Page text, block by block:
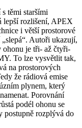
těmi staršími
rozlišení, APEX
i větší prostorové
Autoři ukazují,
ohonu je tři- až čtyři-
To lze vysvětlit tak,
na prostorových
že rádiová emise
plynem, který
Porovnání
podél ohonu se
postupně rozplývá do